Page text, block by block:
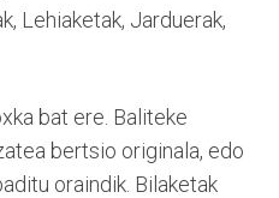
Lehiaketak, Jarduerak,
bat ere. Baliteke
bertsio originala, edo
oraindik. Bilaketak